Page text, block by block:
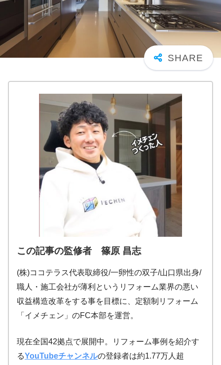
この記事の監修者 篠原 昌志
(株)ココテラス代表取締役/一卵性の双子/山口県出身/
職人・施工会社が薄利というリフォーム業界の悪い
収益構造改革をする事を目標に、定額制リフォーム
「イメチェン」のFC本部を運営。
現在全国42拠点で展開中。リフォーム事例を紹介す
るYouTubeチャンネルの登録者は約1.77万人超